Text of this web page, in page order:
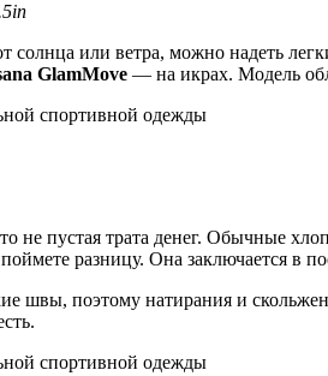
солнца или ветра, можно надеть
GlamMove — на икрах. Модель
не пустая трата денег. Обычные
разницу. Она заключается в
швы, поэтому натирания и